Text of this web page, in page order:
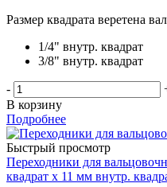
Размер квадрата веретена
1/4" внутр. квадрат
3/8" внутр. квадрат
-
В корзину
Подробнее
Быстрый просмотр
Переходники для
квадрат x 11 мм внутр.